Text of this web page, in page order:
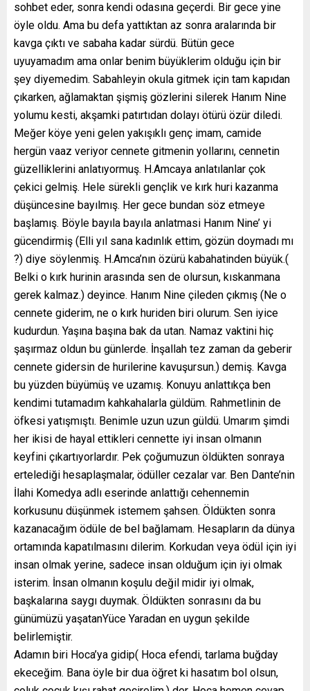
sohbet eder, sonra kendi odasına geçerdi. Bir gece yine
öyle oldu. Ama bu defa yattıktan az sonra aralarında bir
kavga çıktı ve sabaha kadar sürdü. Bütün gece
uyuyamadım ama onlar benim büyüklerim olduğu için bir
şey diyemedim. Sabahleyin okula gitmek için tam kapıdan
çıkarken, ağlamaktan şişmiş gözlerini silerek Hanım Nine
yolumu kesti, akşamki patırtıdan dolayı ötürü özür diledi.
Meğer köye yeni gelen yakışıklı genç imam, camide
hergün vaaz veriyor cennete gitmenin yollarını, cennetin
güzelliklerini anlatıyormuş. H.Amcaya anlatılanlar çok
çekici gelmiş. Hele sürekli gençlik ve kırk huri kazanma
düşüncesine bayılmış. Her gece bundan söz etmeye
başlamış. Böyle bayıla bayıla anlatmasi Hanım Nine’ yi
gücendirmiş (Elli yıl sana kadınlık ettim, gözün doymadı mı
?) diye söylenmiş. H.Amca’nın özürü kabahatinden büyük.(
Belki o kırk hurinin arasında sen de olursun, kıskanmana
gerek kalmaz.) deyince. Hanım Nine çileden çıkmış (Ne o
cennete giderim, ne o kırk huriden biri olurum. Sen iyice
kudurdun. Yaşına başına bak da utan. Namaz vaktini hiç
şaşırmaz oldun bu günlerde. İnşallah tez zaman da geberir
cennete gidersin de hurilerine kavuşursun.) demiş. Kavga
bu yüzden büyümüş ve uzamış. Konuyu anlattıkça ben
kendimi tutamadım kahkahalarla güldüm. Rahmetlinin de
öfkesi yatışmıştı. Benimle uzun uzun güldü. Umarım şimdi
her ikisi de hayal ettikleri cennette iyi insan olmanın
keyfini çıkartıyorlardır. Pek çoğumuzun öldükten sonraya
ertelediği hesaplaşmalar, ödüller cezalar var. Ben Dante’nin
İlahi Komedya adlı eserinde anlattığı cehennemin
korkusunu düşünmek istemem şahsen. Öldükten sonra
kazanacağım ödüle de bel bağlamam. Hesapların da dünya
ortamında kapatılmasını dilerim. Korkudan veya ödül için iyi
insan olmak yerine, sadece insan olduğum için iyi olmak
isterim. İnsan olmanın koşulu değil midir iyi olmak,
başkalarına saygı duymak. Öldükten sonrasını da bu
günümüzü yaşatanYüce Yaradan en uygun şekilde
belirlemiştir.
Adamın biri Hoca’ya gidip( Hoca efendi, tarlama buğday
ekeceğim. Bana öyle bir dua öğret ki hasatım bol olsun,